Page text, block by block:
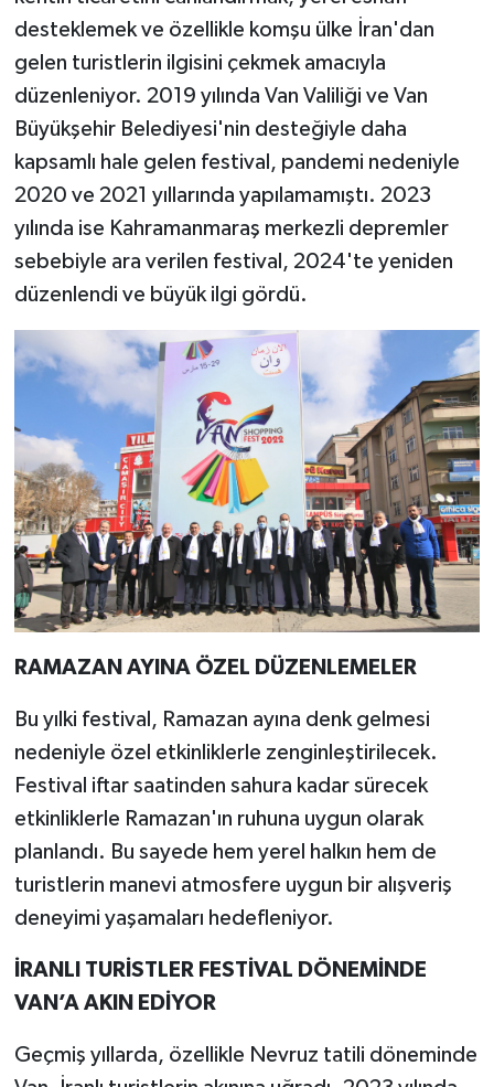
desteklemek ve özellikle komşu ülke İran'dan
gelen turistlerin ilgisini çekmek amacıyla
düzenleniyor. 2019 yılında Van Valiliği ve Van
Büyükşehir Belediyesi'nin desteğiyle daha
kapsamlı hale gelen festival, pandemi nedeniyle
2020 ve 2021 yıllarında yapılamamıştı. 2023
yılında ise Kahramanmaraş merkezli depremler
sebebiyle ara verilen festival, 2024'te yeniden
düzenlendi ve büyük ilgi gördü.
RAMAZAN AYINA ÖZEL DÜZENLEMELER
Bu yılki festival, Ramazan ayına denk gelmesi
nedeniyle özel etkinliklerle zenginleştirilecek.
Festival iftar saatinden sahura kadar sürecek
etkinliklerle Ramazan'ın ruhuna uygun olarak
planlandı. Bu sayede hem yerel halkın hem de
turistlerin manevi atmosfere uygun bir alışveriş
deneyimi yaşamaları hedefleniyor.
İRANLI TURİSTLER FESTİVAL DÖNEMİNDE
VAN’A AKIN EDİYOR
Geçmiş yıllarda, özellikle Nevruz tatili döneminde